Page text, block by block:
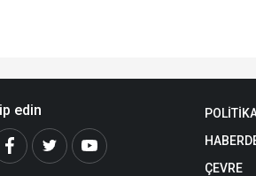
edin
ÇEVRE